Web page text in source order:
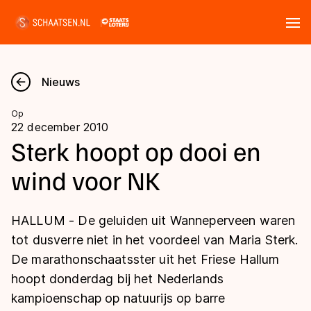
Nieuws
Kalender
Disciplines
Langebaan
Shorttrack
Inlineskaten
Uitslagen
Langebaan
Shorttrack
Marathon
Tijden & historie
Ranglijsten Langebaan
Nieuws
Op
22 december 2010
Sterk hoopt op dooi en
wind voor NK
HALLUM - De geluiden uit Wanneperveen waren
tot dusverre niet in het voordeel van Maria Sterk.
De marathonschaatsster uit het Friese Hallum
hoopt donderdag bij het Nederlands
kampioenschap op natuurijs op barre